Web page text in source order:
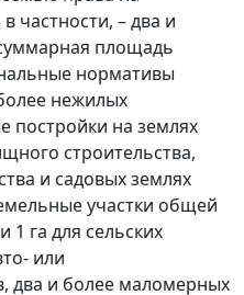
частности, – два и
площадь
нормативы
нежилых
постройки на землях
строительства,
и садовых землях
участки общей
га для сельских
или
два и более маломерных